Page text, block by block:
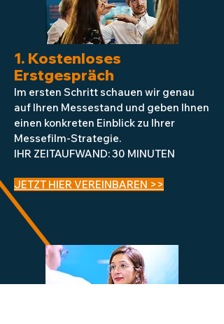
1. Kostenloses
Erstgespräch
Im ersten Schritt schauen wir genau
auf Ihren Messestand und geben Ihnen
einen konkreten Einblick zu Ihrer
Messefilm-Strategie.
IHR ZEITAUFWAND: 30 MINUTEN
JETZT HIER VEREINBAREN >>